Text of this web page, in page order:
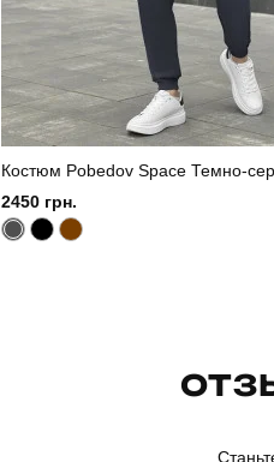
Костюм Pobedov Space Темно-
2450 грн.